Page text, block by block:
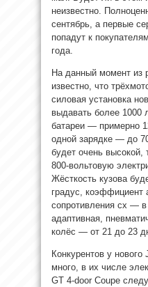
неизвестно.
сентябрь, а первые
попадут к
года.
На данный момент из
известно, что
силовая установка
выдавать более 1000
батареи — примерно
одной зарядке — до
будет очень
800-вольтовую
Жёсткость кузова
градус, коэффициент
сопротивления сх —
адаптивная,
колёс — от 21 до 23
Конкурентов у
много, в их числе
GT 4-door Coupe